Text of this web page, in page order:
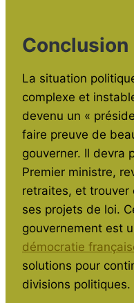
Conclusion
La situation
complexe et
devenu un «
faire preuve de
gouverner. Il devra
Premier ministre,
retraites, et trouver
ses projets de loi.
gouvernement est
démocratie
solutions pour
divisions politiques.